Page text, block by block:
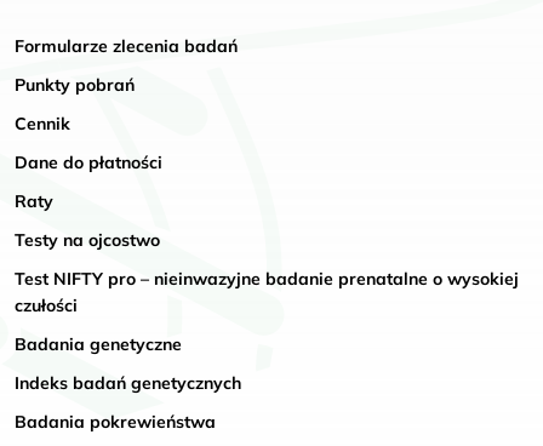
Formularze zlecenia badań
Punkty pobrań
Cennik
Dane do płatności
Raty
Testy na ojcostwo
Test NIFTY pro – nieinwazyjne badanie prenatalne o wysokiej
czułości
Badania genetyczne
Indeks badań genetycznych
Badania pokrewieństwa